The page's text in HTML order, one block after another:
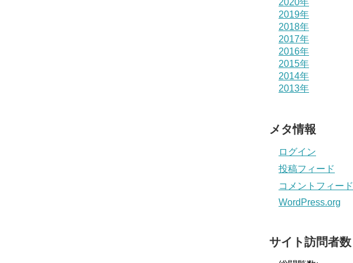
2020年
2019年
2018年
2017年
2016年
2015年
2014年
2013年
メタ情報
ログイン
投稿フィード
コメントフィード
WordPress.org
サイト訪問者数